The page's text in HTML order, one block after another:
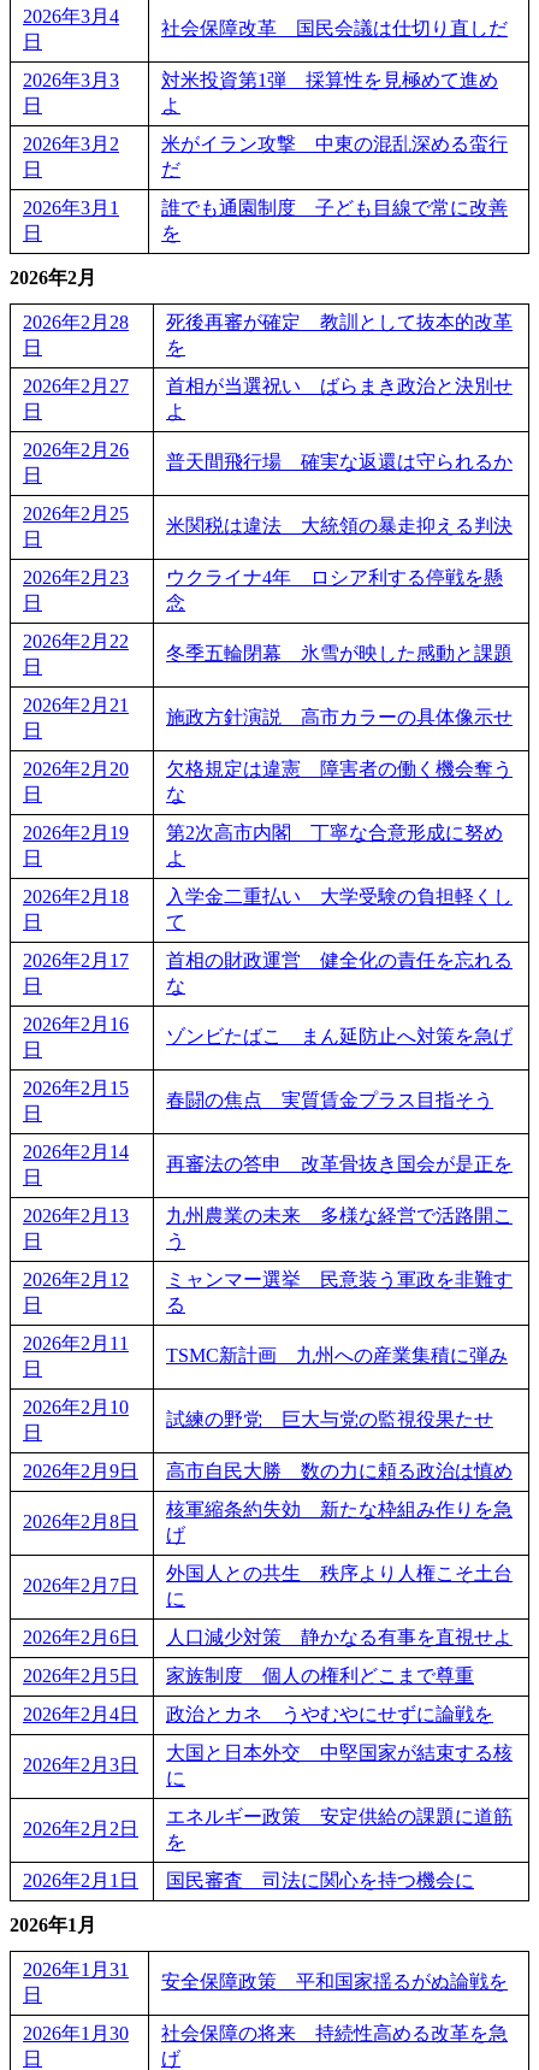
2026年3月4
日
社会保障改革 国民会議は仕切り直しだ
2026年3月3
日
対米投資第1弾 採算性を見極めて進め
よ
2026年3月2
日
米がイラン攻撃 中東の混乱深める蛮行
だ
2026年3月1
日
誰でも通園制度 子ども目線で常に改善
を
2026年2月
2026年2月28
日
死後再審が確定 教訓として抜本的改革
を
2026年2月27
日
首相が当選祝い ばらまき政治と決別せ
よ
2026年2月26
日
普天間飛行場 確実な返還は守られるか
2026年2月25
日
米関税は違法 大統領の暴走抑える判決
2026年2月23
日
ウクライナ4年 ロシア利する停戦を懸
念
2026年2月22
日
冬季五輪閉幕 氷雪が映した感動と課題
2026年2月21
日
施政方針演説 高市カラーの具体像示せ
2026年2月20
日
欠格規定は違憲 障害者の働く機会奪う
な
2026年2月19
日
第2次高市内閣 丁寧な合意形成に努め
よ
2026年2月18
日
入学金二重払い 大学受験の負担軽くし
て
2026年2月17
日
首相の財政運営 健全化の責任を忘れる
な
2026年2月16
日
ゾンビたばこ まん延防止へ対策を急げ
2026年2月15
日
春闘の焦点 実質賃金プラス目指そう
2026年2月14
日
再審法の答申 改革骨抜き国会が是正を
2026年2月13
日
九州農業の未来 多様な経営で活路開こ
う
2026年2月12
日
ミャンマー選挙 民意装う軍政を非難す
る
2026年2月11
日
TSMC新計画 九州への産業集積に弾み
2026年2月10
日
試練の野党 巨大与党の監視役果たせ
2026年2月9日 高市自民大勝 数の力に頼る政治は慎め
2026年2月8日
核軍縮条約失効 新たな枠組み作りを急
げ
2026年2月7日
外国人との共生 秩序より人権こそ土台
に
2026年2月6日
人口減少対策 静かなる有事を直視せよ
2026年2月5日
家族制度 個人の権利どこまで尊重
2026年2月4日
政治とカネ うやむやにせずに論戦を
2026年2月3日
大国と日本外交 中堅国家が結束する核
に
2026年2月2日
エネルギー政策 安定供給の課題に道筋
を
2026年2月1日
国民審査 司法に関心を持つ機会に
2026年1月
2026年1月31
日
安全保障政策 平和国家揺るがぬ論戦を
2026年1月30
日
社会保障の将来 持続性高める改革を急
げ